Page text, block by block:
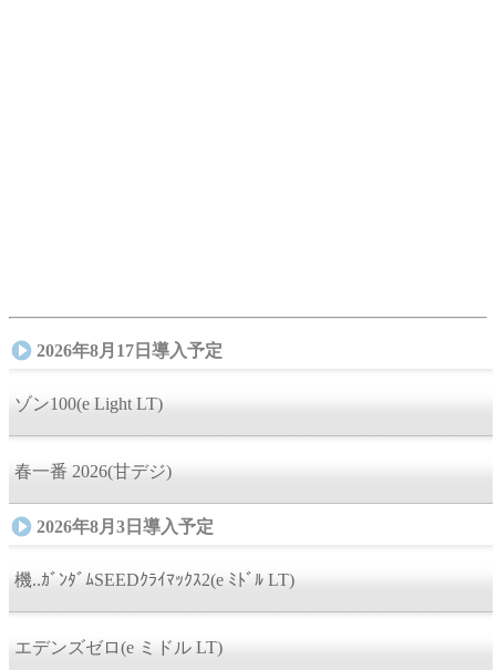
2026年8月17日導入予定
ゾン100(e Light LT)
春一番 2026(甘デジ)
2026年8月3日導入予定
機..ｶﾞﾝﾀﾞﾑSEEDｸﾗｲﾏｯｸｽ2(e ﾐﾄﾞﾙ LT)
エデンズゼロ(e ミドル LT)